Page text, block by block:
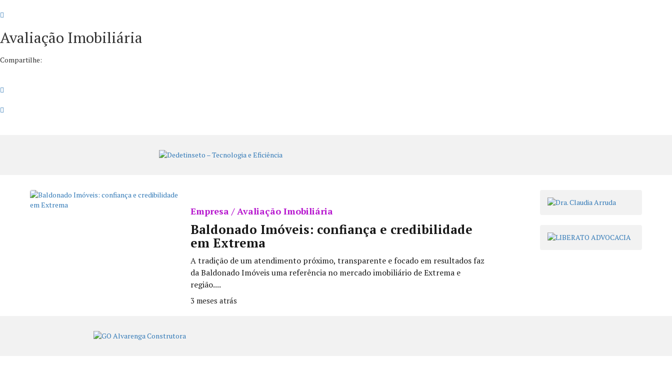
Avaliação Imobiliária
Compartilhe:
Empresa / Avaliação Imobiliária
Baldonado Imóveis: confiança e credibilidade
em Extrema
A tradição de um atendimento próximo, transparente e focado em resultados faz
da Baldonado Imóveis uma referência no mercado imobiliário de Extrema e
região....
3 meses atrás